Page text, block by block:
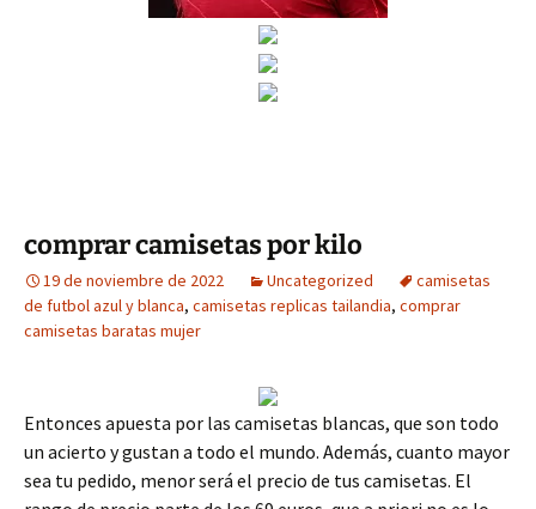
comprar camisetas por kilo
19 de noviembre de 2022 Uncategorized
camisetas
de futbol azul y blanca, camisetas replicas tailandia, comprar
camisetas baratas mujer
Entonces apuesta por las camisetas blancas, que son todo
un acierto y gustan a todo el mundo. Además, cuanto mayor
sea tu pedido, menor será el precio de tus camisetas. El